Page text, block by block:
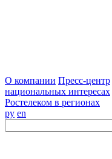
О компании Пресс-центр
национальных интересах
Ростелеком в регионах
ру en